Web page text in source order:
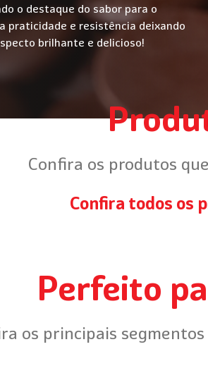
o destaque do sabor para o
praticidade e resistência deixando
brilhante e delicioso!
Confira os produtos
Confira todos os
Perfeito
os principais